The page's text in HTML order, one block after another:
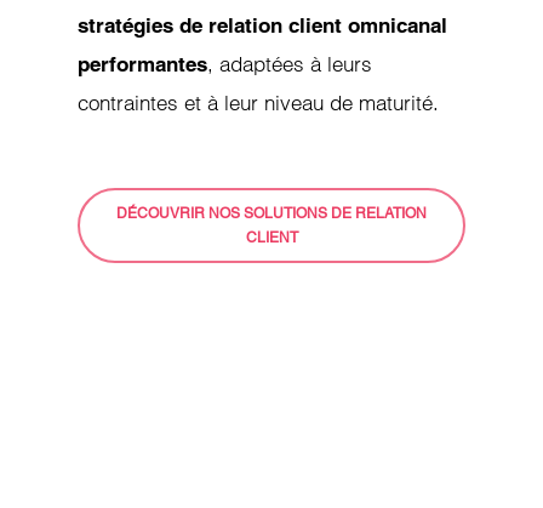
stratégies de relation client omnicanal
performantes, adaptées à leurs
contraintes et à leur niveau de maturité.
DÉCOUVRIR NOS SOLUTIONS DE RELATION
CLIENT